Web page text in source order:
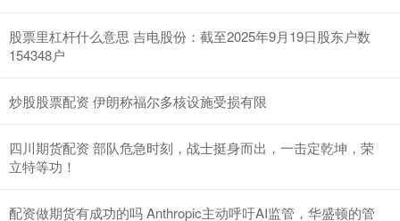
股票里杠杆什么意思 吉电股份：截至2025年9月19日股东户数
154348户
炒股股票配资 伊朗称福尔多核设施受损有限
四川期货配资 部队危急时刻，战士挺身而出，一击定乾坤，荣
立特等功！
配资做期货有成功的吗 Anthropic主动呼吁AI监管，华盛顿的管